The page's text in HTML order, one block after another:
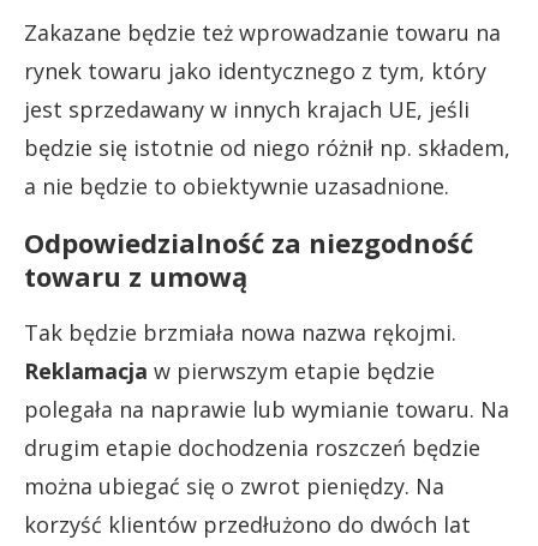
Zakazane będzie też wprowadzanie towaru na
rynek towaru jako identycznego z tym, który
jest sprzedawany w innych krajach UE, jeśli
będzie się istotnie od niego różnił np. składem,
a nie będzie to obiektywnie uzasadnione.
Odpowiedzialność za niezgodność
towaru z umową
Tak będzie brzmiała nowa nazwa rękojmi.
Reklamacja w pierwszym etapie będzie
polegała na naprawie lub wymianie towaru. Na
drugim etapie dochodzenia roszczeń będzie
można ubiegać się o zwrot pieniędzy. Na
korzyść klientów przedłużono do dwóch lat